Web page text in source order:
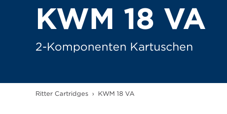
Farbkartuschen
KWM 18 VA
2-Komponenten Kartuschen
Ritter Cartridges › KWM 18 VA